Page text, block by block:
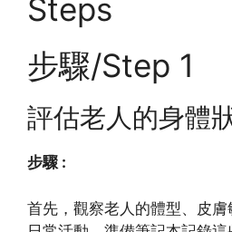
Steps
步驟/Step 1
評估老人的身體
步驟 :
首先，觀察老人的體型、皮